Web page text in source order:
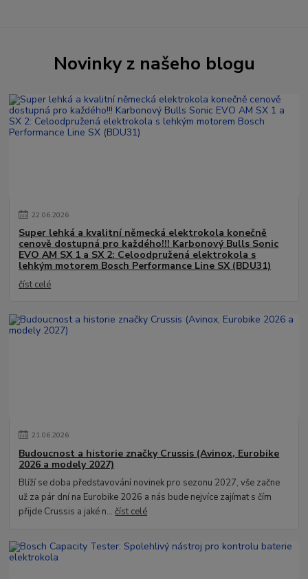
Novinky z našeho blogu
22.06.2026
Super lehká a kvalitní německá elektrokola konečně
cenově dostupná pro každého!!! Karbonový Bulls Sonic
EVO AM SX 1 a SX 2: Celoodpružená elektrokola s
lehkým motorem Bosch Performance Line SX (BDU31)
číst celé
21.06.2026
Budoucnost a historie značky Crussis (Avinox, Eurobike
2026 a modely 2027)
Blíží se doba představování novinek pro sezonu 2027, vše začne
už za pár dní na Eurobike 2026 a nás bude nejvíce zajímat s čím
přijde Crussis a jaké n...číst celé